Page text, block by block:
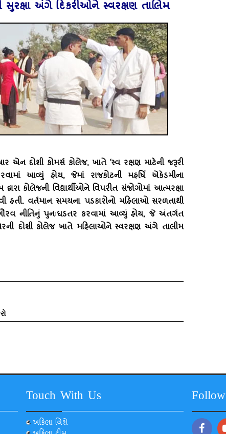
સુરક્ષા અંગે દિકરીઓને સ્‍વરક્ષણ તાલિમ
એન દોશી કોમર્સ કોલેજ, ખાતે ‘સ્‍વ રક્ષણ માટેની જરૂરી
આવ્‍યું હોય, જેમાં રાજકોટની મહર્ષિ એકેડમીના
કોલેજની વિદ્યાર્થીઓને વિપરીત સંજોગોમાં આત્‍મરક્ષા
હતી. વર્તમાન સમયના પડકારોનો મહિલાઓ સરળતાથી
ગૌરવ નીતિનું પુનઃઘડતર કરવામાં આવ્‍યું હોય, જે અંતર્ગત
દોશી કોલેજ ખાતે મહિલાઓને સ્‍વરક્ષણ અંગે તાલીમ
Touch With Us
અકિલા વિશે